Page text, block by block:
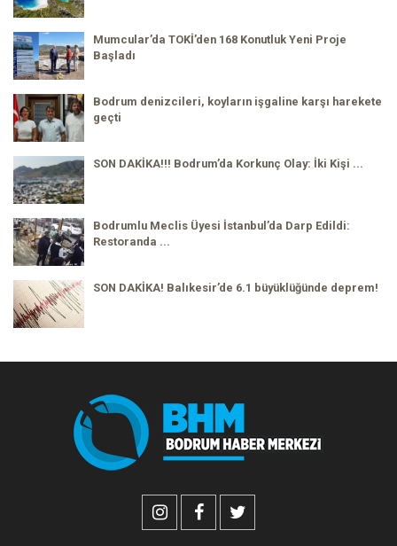
Mumcular’da TOKİ’den 168 Konutluk Yeni Proje
Başladı
Bodrum denizcileri, koyların işgaline karşı harekete
geçti
SON DAKİKA!!! Bodrum’da Korkunç Olay: İki Kişi ...
Bodrumlu Meclis Üyesi İstanbul’da Darp Edildi:
Restoranda ...
SON DAKİKA! Balıkesir’de 6.1 büyüklüğünde deprem!